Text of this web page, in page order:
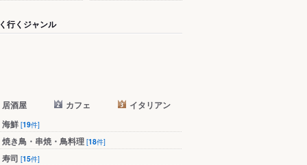
行くジャンル
居酒屋 カフェ
イタリアン
海鮮 [19件]
焼き鳥・串焼・鳥料理 [18件]
寿司 [15件]